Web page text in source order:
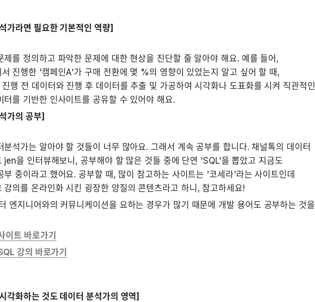
가라면 필요한 기본적인 역량]
제를 정의하고 파악한 문제에 대한 현상을 진단할 줄 알아야 해요. 예를 들어,
서 진행한 '캠페인A'가 구매 전환에 몇 %의 영향이 있었는지 알고 싶어 할 때,
행 전 데이터와 진행 후 데이터를 추출 및 가공하여 시각화나 도표화를 시켜 직관적인
터를 기반한 인사이트를 공유할 수 있어야 해요.
가의 공부]
분석가는 알아야 할 것들이 너무 많아요. 그래서 계속 공부를 합니다. 채널톡의 데이터
jen을 인터뷰해보니, 공부해야 할 많은 것들 중에 단연 'SQL'을 뽑았고 지금도
부 중이라고 했어요. 공부할 때, 많이 참고하는 사이트는 '코세라'라는 사이트인데
강의를 온라인화 시킨 굉장한 양질의 콘텐츠라고 하니, 참고하세요!
엔지니어와의 커뮤니케이션을 요하는 경우가 많기 때문에 개발 용어도 공부하는 것을
이트 바로가기
강의 바로가기
각화하는 것도 데이터 분석가의 영역]